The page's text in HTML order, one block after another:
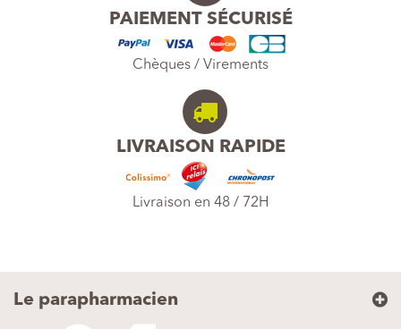
PAIEMENT SÉCURISÉ
Chèques / Virements
LIVRAISON RAPIDE
Livraison en 48 / 72H
Le parapharmacien